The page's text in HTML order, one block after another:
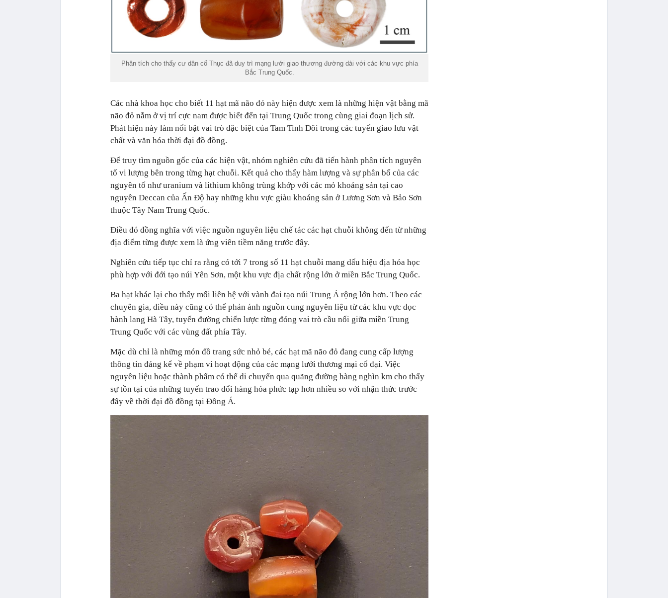
Phân tích cho thấy cư dân cổ Thục đã duy trì mạng lưới giao thương đường dài với các khu vực phía
Bắc Trung Quốc.
Các nhà khoa học cho biết 11 hạt mã não đỏ này hiện được xem là những hiện vật bằng mã
não đỏ nằm ở vị trí cực nam được biết đến tại Trung Quốc trong cùng giai đoạn lịch sử.
Phát hiện này làm nổi bật vai trò đặc biệt của Tam Tinh Đôi trong các tuyến giao lưu vật
chất và văn hóa thời đại đồ đồng.
Để truy tìm nguồn gốc của các hiện vật, nhóm nghiên cứu đã tiến hành phân tích nguyên
tố vi lượng bên trong từng hạt chuỗi. Kết quả cho thấy hàm lượng và sự phân bố của các
nguyên tố như uranium và lithium không trùng khớp với các mỏ khoáng sản tại cao
nguyên Deccan của Ấn Độ hay những khu vực giàu khoáng sản ở Lương Sơn và Bảo Sơn
thuộc Tây Nam Trung Quốc.
Điều đó đồng nghĩa với việc nguồn nguyên liệu chế tác các hạt chuỗi không đến từ những
địa điểm từng được xem là ứng viên tiềm năng trước đây.
Nghiên cứu tiếp tục chỉ ra rằng có tới 7 trong số 11 hạt chuỗi mang dấu hiệu địa hóa học
phù hợp với đới tạo núi Yên Sơn, một khu vực địa chất rộng lớn ở miền Bắc Trung Quốc.
Ba hạt khác lại cho thấy mối liên hệ với vành đai tạo núi Trung Á rộng lớn hơn. Theo các
chuyên gia, điều này cũng có thể phản ánh nguồn cung nguyên liệu từ các khu vực dọc
hành lang Hà Tây, tuyến đường chiến lược từng đóng vai trò cầu nối giữa miền Trung
Trung Quốc với các vùng đất phía Tây.
Mặc dù chỉ là những món đồ trang sức nhỏ bé, các hạt mã não đỏ đang cung cấp lượng
thông tin đáng kể về phạm vi hoạt động của các mạng lưới thương mại cổ đại. Việc
nguyên liệu hoặc thành phẩm có thể di chuyển qua quãng đường hàng nghìn km cho thấy
sự tồn tại của những tuyến trao đổi hàng hóa phức tạp hơn nhiều so với nhận thức trước
đây về thời đại đồ đồng tại Đông Á.